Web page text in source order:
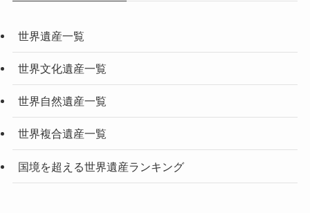
世界遺産一覧
世界文化遺産一覧
世界自然遺産一覧
世界複合遺産一覧
国境を超える世界遺産ランキング